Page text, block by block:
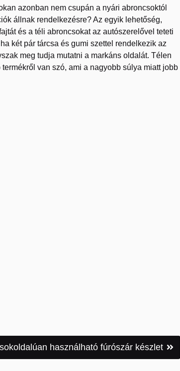
azonban nem csupán a nyári abroncsoktól
állnak rendelkezésre? Az egyik lehetőség,
és a téli abroncsokat az autószerelővel teteti
két pár tárcsa és gumi szettel rendelkezik az
meg tudja mutatni a markáns oldalát. Télen
van szó, ami a nagyobb súlya miatt jobb
használható fúrószár készlet